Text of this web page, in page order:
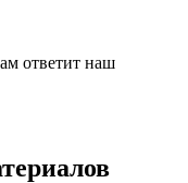
ответит наш